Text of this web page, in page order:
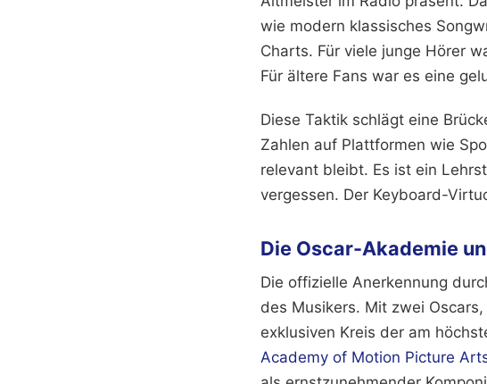
wie modern klassisches
Charts. Für viele junge Hörer
Für ältere Fans war es eine
Diese Taktik schlägt eine
Zahlen auf Plattformen wie
relevant bleibt. Es ist ein
vergessen. Der Keyboard-
Die Oscar-Akademie
Die offizielle Anerkennung
des Musikers. Mit zwei
exklusiven Kreis der am
Academy of Motion Picture